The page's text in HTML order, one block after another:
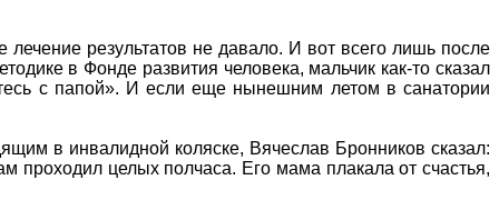
результатов не давало. И вот всего лишь после
в Фонде развития человека, мальчик как-то сказал
с папой». И если еще нынешним летом в санатории
в инвалидной коляске, Вячеслав Бронников сказал:
проходил целых полчаса. Его мама плакала от счастья,